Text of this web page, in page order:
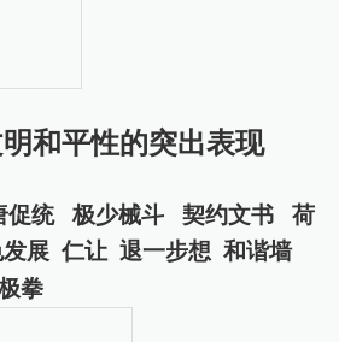
和平性的突出表现
促统 极少械斗 契约文书
荷
展 仁让 退一步想 和谐墙
拳